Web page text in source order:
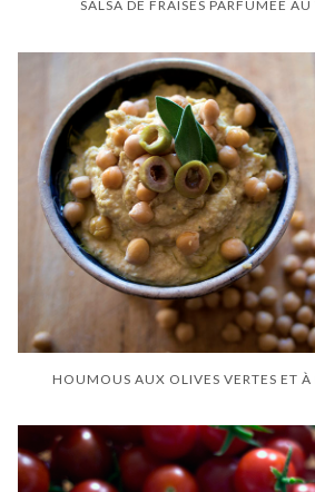
SALSA DE FRAISES PARFUMÉE
HOUMOUS AUX OLIVES VERTES ET À